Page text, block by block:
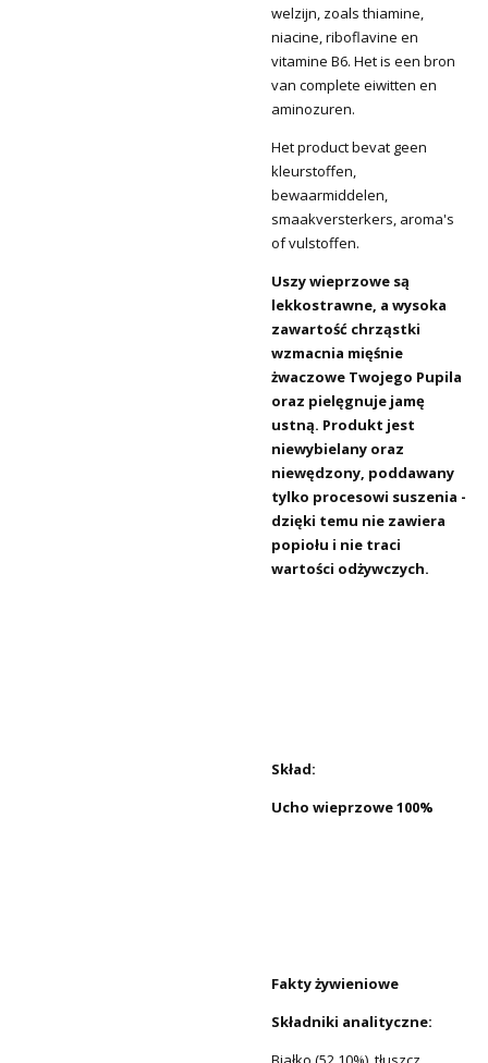
welzijn, zoals thiamine,
niacine, riboflavine en
vitamine B6. Het is een bron
van complete eiwitten en
aminozuren.
Het product bevat geen
kleurstoffen,
bewaarmiddelen,
smaakversterkers, aroma's
of vulstoffen.
Uszy wieprzowe są
lekkostrawne, a wysoka
zawartość chrząstki
wzmacnia mięśnie
żwaczowe Twojego Pupila
oraz pielęgnuje jamę
ustną. Produkt jest
niewybielany oraz
niewędzony, poddawany
tylko procesowi suszenia -
dzięki temu nie zawiera
popiołu i nie traci
wartości odżywczych.
Skład:
Ucho wieprzowe 100%
Fakty żywieniowe
Składniki analityczne: